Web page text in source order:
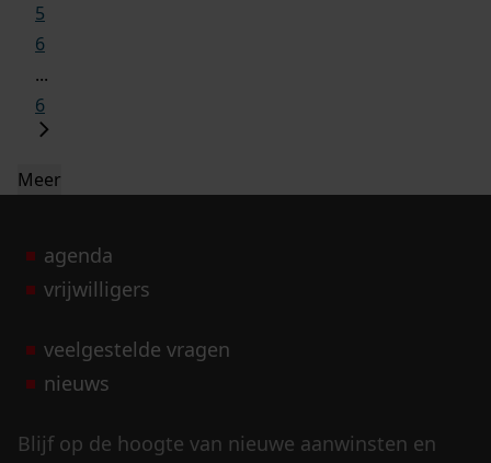
5
6
...
6
Meer
agenda
vrijwilligers
veelgestelde vragen
nieuws
Blijf op de hoogte van nieuwe aanwinsten en